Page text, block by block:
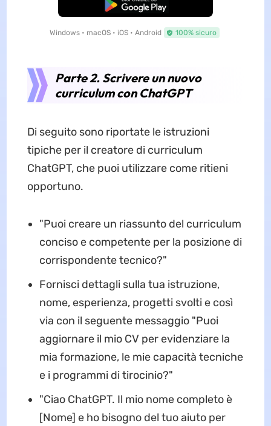
Download Gratis
Windows • macOS • iOS • Android 100% sicuro
Parte 2. Scrivere un nuovo
curriculum con ChatGPT
Di seguito sono riportate le istruzioni
tipiche per il creatore di curriculum
ChatGPT, che puoi utilizzare come ritieni
opportuno.
"Puoi creare un riassunto del curriculum
conciso e competente per la posizione di
corrispondente tecnico?"
Fornisci dettagli sulla tua istruzione,
nome, esperienza, progetti svolti e così
via con il seguente messaggio "Puoi
aggiornare il mio CV per evidenziare la
mia formazione, le mie capacità tecniche
e i programmi di tirocinio?"
"Ciao ChatGPT. Il mio nome completo è
[Nome] e ho bisogno del tuo aiuto per